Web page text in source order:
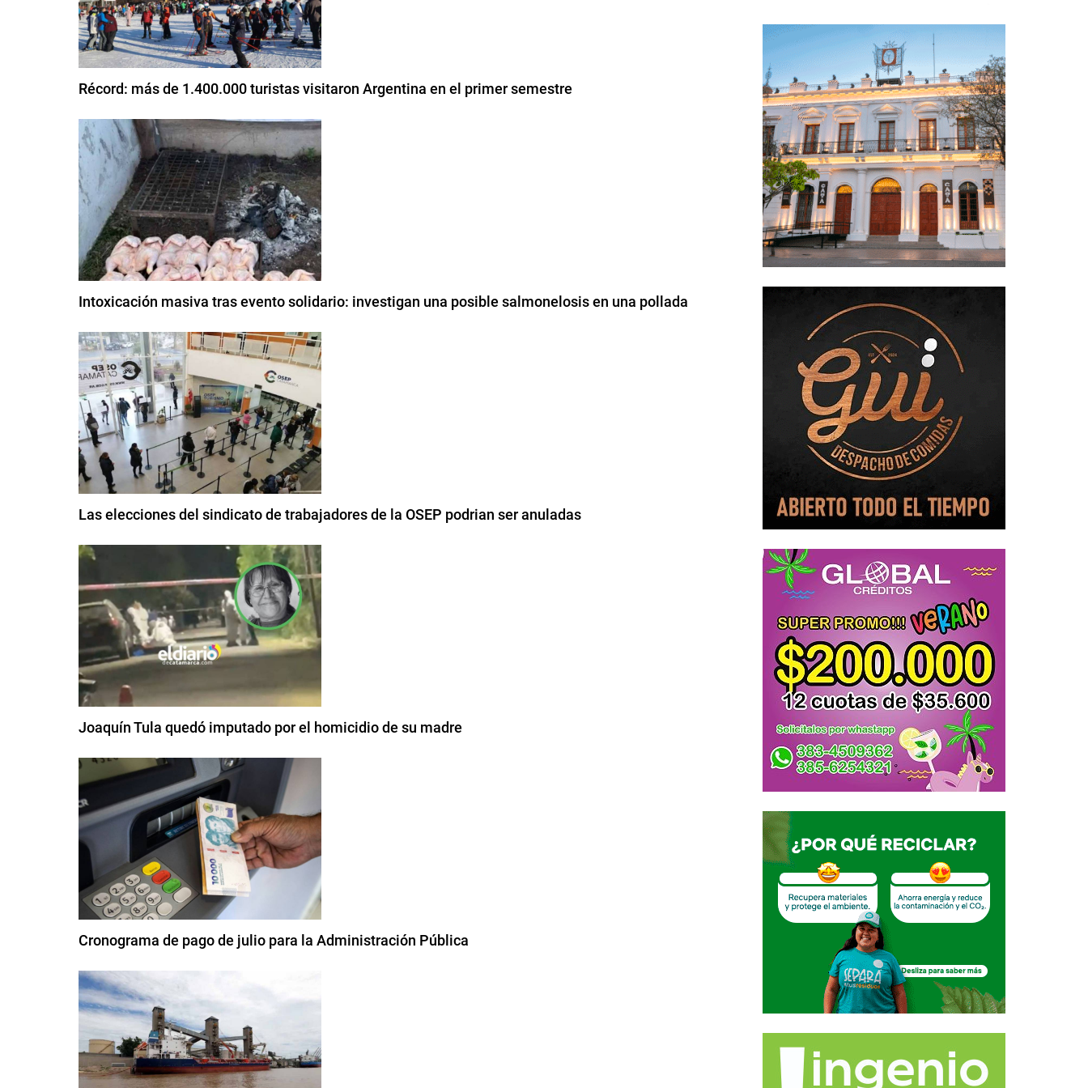
Récord: más de 1.400.000 turistas visitaron Argentina en el primer semestre
Intoxicación masiva tras evento solidario: investigan una posible salmonelosis en una pollada
Las elecciones del sindicato de trabajadores de la OSEP podrian ser anuladas
Joaquín Tula quedó imputado por el homicidio de su madre
Cronograma de pago de julio para la Administración Pública